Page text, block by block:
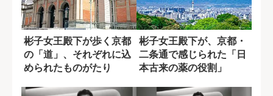
彬子女王殿下が歩く京都
の「道」、それぞれに込
められたものがたり
彬子女王殿下が、京都・
二条通で感じられた「日
本古来の薬の役割」